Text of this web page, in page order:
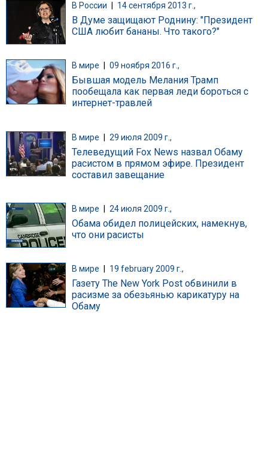
В России 14 сентября 2013 г.,
В Думе защищают Роднину: "Президент
США любит бананы. Что такого?"
В мире 09 ноября 2016 г.,
Бывшая модель Мелания Трамп
пообещала как первая леди бороться с
интернет-травлей
В мире | 29 июля 2009 г.,
Телеведущий Fox News назвал Обаму
расистом в прямом эфире. Президент
составил завещание
В мире 24 июля 2009 г.,
Обама обидел полицейских, намекнув,
что они расисты
В мире 19 february 2009 г.,
Газету The New York Post обвинили в
расизме за обезьянью карикатуру на
Обаму